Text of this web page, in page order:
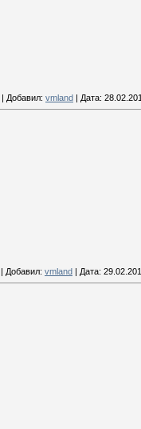
| Добавил: vmland | Дата:
| Добавил: vmland | Дата: